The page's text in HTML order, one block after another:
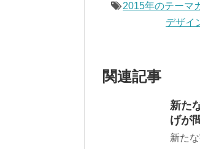
2015年のテーマ
デザイ
関連記事
新た
げが
新た